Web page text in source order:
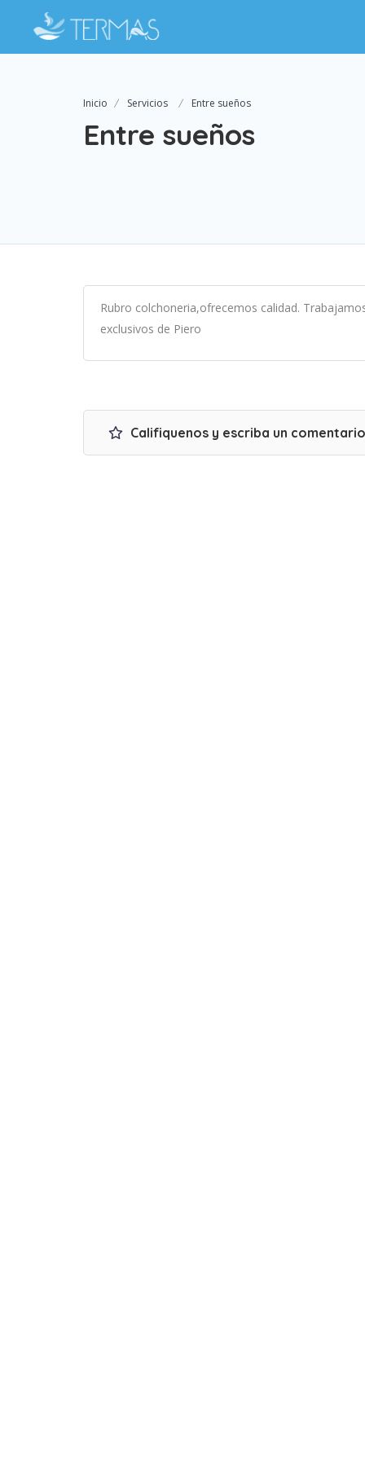
Inicio Servicios Entre sueños
Entre sueños
Rubro colchoneria,ofrecemos calidad.
exclusivos de Piero
Califiquenos y escriba un comentario